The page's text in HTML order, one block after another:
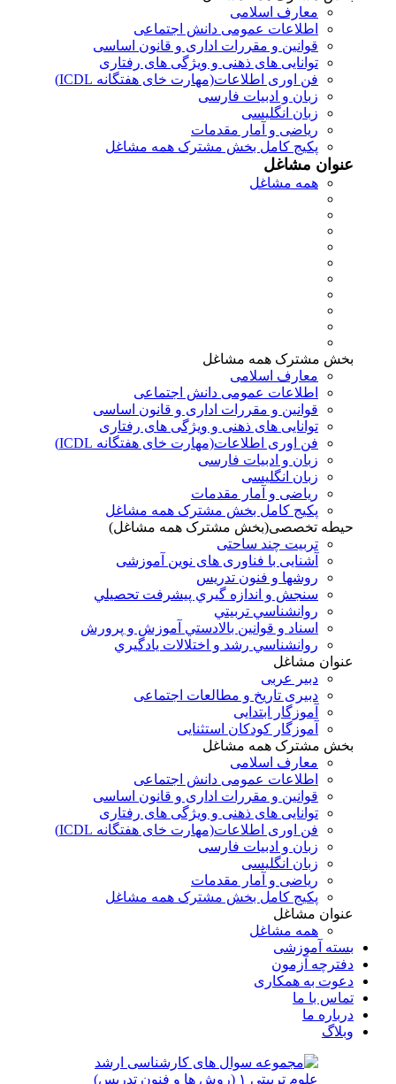
معارف اسلامی
اطلاعات عمومی دانش اجتماعی
قوانین و مقررات اداری و قانون اساسی
توانایی های ذهنی و ویژگی های رفتاری
فن اوری اطلاعات(مهارت خای هفتگانه ICDL)
زبان و ادبیات فارسی
زبان انگلیسی
ریاضی و آمار مقدمات
پکیج کامل بخش مشترک همه مشاغل
عنوان مشاغل
همه مشاغل
بخش مشترک همه مشاغل
معارف اسلامی
اطلاعات عمومی دانش اجتماعی
قوانین و مقررات اداری و قانون اساسی
توانایی های ذهنی و ویژگی های رفتاری
فن اوری اطلاعات(مهارت خای هفتگانه ICDL)
زبان و ادبیات فارسی
زبان انگلیسی
ریاضی و آمار مقدمات
پکیج کامل بخش مشترک همه مشاغل
حیطه تخصصی(بخش مشترک همه مشاغل)
تربیت چند ساحتی
آشنایی با فناوری های نوین آموزشی
روشها و فنون تدريس
سنجش و اندازه گيري پيشرفت تحصيلي
روانشناسي تربيتي
اسناد و قوانين بالادستي آموزش و پرورش
روانشناسي رشد و اختلالات يادگيري
عنوان مشاغل
دبير عربی
دبیری تاریخ و مطالعات اجتماعی
آموزگار ابتدایی
آموزگار کودکان استثنایی
بخش مشترک همه مشاغل
معارف اسلامی
اطلاعات عمومی دانش اجتماعی
قوانین و مقررات اداری و قانون اساسی
توانایی های ذهنی و ویژگی های رفتاری
فن اوری اطلاعات(مهارت خای هفتگانه ICDL)
زبان و ادبیات فارسی
زبان انگلیسی
ریاضی و آمار مقدمات
پکیج کامل بخش مشترک همه مشاغل
عنوان مشاغل
همه مشاغل
بسته آموزشی
دفترچه آزمون
دعوت به همکاری
تماس با ما
درباره ما
وبلاگ